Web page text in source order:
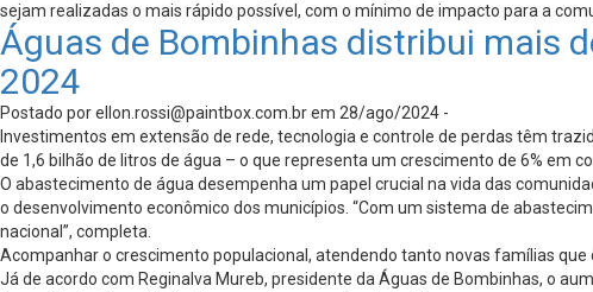
sejam realizadas o mais rápido possível, com o mínimo de impacto para a
Águas de Bombinhas distribui mais
2024
Postado porellon.rossi@paintbox.com.brem 28/ago/2024 -
Investimentos em extensão de rede, tecnologia e controle de perdas têm
de 1,6 bilhão de litros de água – o que representa um crescimento de 6% em
O abastecimento de água desempenha um papel crucial na vida das
o desenvolvimento econômico dos municípios. “Com um sistema de
nacional”, completa.
Acompanhar o crescimento populacional, atendendo tanto novas famílias
Já de acordo com Reginalva Mureb, presidente da Águas de Bombinhas, o